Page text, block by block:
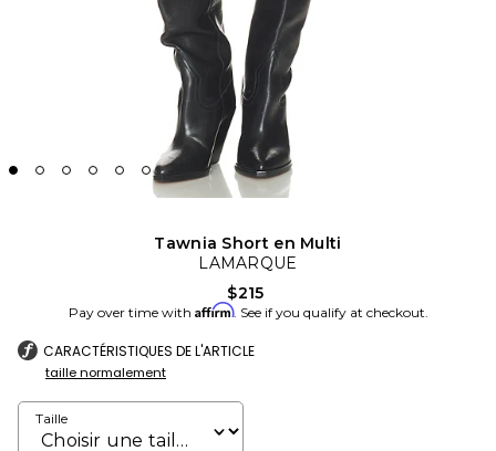
Tawnia Short en Multi
LAMARQUE
$215
Pay over time with Affirm. See if you qualify at checkout.
CARACTÉRISTIQUES DE L'ARTICLE
taille normalement
Taille